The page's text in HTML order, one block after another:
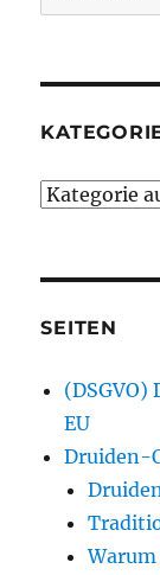
nach:
Kategorien
SEITEN
EU
Druiden-